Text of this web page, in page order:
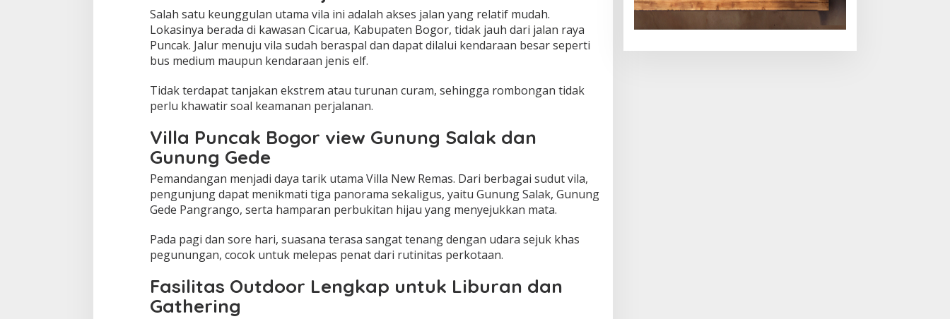
Salah satu keunggulan utama vila ini adalah akses jalan yang relatif mudah.
Lokasinya berada di kawasan Cicarua, Kabupaten Bogor, tidak jauh dari jalan raya
Puncak. Jalur menuju vila sudah beraspal dan dapat dilalui kendaraan besar seperti
bus medium maupun kendaraan jenis elf.
Tidak terdapat tanjakan ekstrem atau turunan curam, sehingga rombongan tidak
perlu khawatir soal keamanan perjalanan.
Villa Puncak Bogor view Gunung Salak dan
Gunung Gede
Pemandangan menjadi daya tarik utama Villa New Remas. Dari berbagai sudut vila,
pengunjung dapat menikmati tiga panorama sekaligus, yaitu Gunung Salak, Gunung
Gede Pangrango, serta hamparan perbukitan hijau yang menyejukkan mata.
Pada pagi dan sore hari, suasana terasa sangat tenang dengan udara sejuk khas
pegunungan, cocok untuk melepas penat dari rutinitas perkotaan.
Fasilitas Outdoor Lengkap untuk Liburan dan
Gathering